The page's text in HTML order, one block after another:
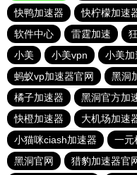
快鸭加速器
快柠檬加速
软件中心
雷霆加速
小美
小美vpn 小美加
蚂蚁vp加速器官网
黑洞
橘子加速器
黑洞官方加
快橙加速器
大机场加速
小猫咪ciash加速器
一元
黑洞官网
猎豹加速器官